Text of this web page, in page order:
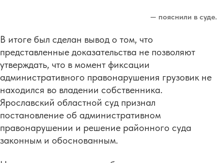
— пояснили в суде.
В итоге был сделан вывод о том, что
представленные доказательства не позволяют
утверждать, что в момент фиксации
административного правонарушения грузовик не
находился во владении собственника.
Ярославский областной суд признал
постановление об административном
правонарушении и решение районного суда
законным и обоснованным.